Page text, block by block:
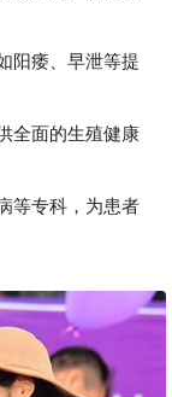
痿、早泄等提
全面的生殖健康
等专科，为患者